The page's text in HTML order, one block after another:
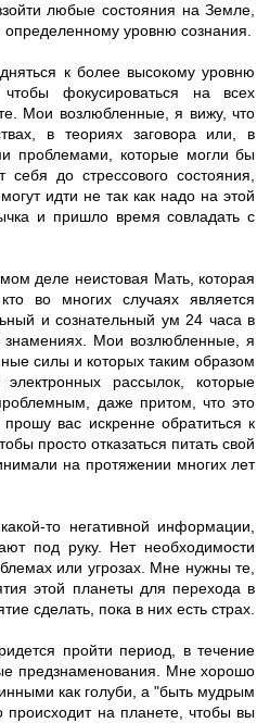
любые состояния на Земле,
определенному уровню сознания.
к более высокому уровню
фокусироваться на всех
Мои возлюбленные, я вижу, что
в теориях заговора или, в
проблемами, которые могли бы
себя до стрессового состояния,
идти не так как надо на этой
и пришло время совладать с
деле неистовая Мать, которая
во многих случаях является
и сознательный ум 24 часа в
знамениях. Мои возлюбленные, я
силы и которых таким образом
рассылок, которые
даже притом, что это
вас искренне обратиться к
просто отказаться питать свой
на протяжении многих лет
то негативной информации,
под руку. Нет необходимости
или угрозах. Мне нужны те,
этой планеты для перехода в
сделать, пока в них есть страх.
пройти период, в течение
предзнаменования. Мне хорошо
как голуби, а "быть мудрым
происходит на планете, чтобы вы